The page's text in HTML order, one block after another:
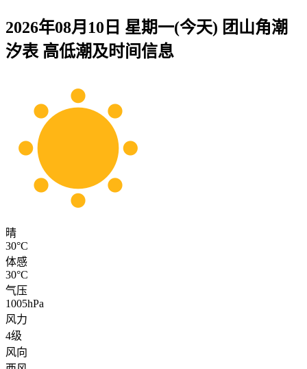
2026年08月10日 星期一(今天) 团山角潮
汐表 高低潮及时间信息
晴
30°C
体感
30°C
气压
1005hPa
风力
4级
风向